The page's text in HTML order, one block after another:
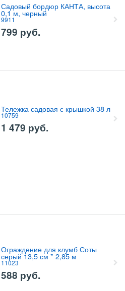
Садовый бордюр КАНТА, высота
0,1 м, черный
9911
799 руб.
Тележка садовая с крышкой 38 л
10759
1 479 руб.
Ограждение для клумб Соты
серый 13,5 см * 2,85 м
11023
588 руб.